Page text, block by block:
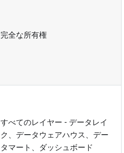
完全な所有権
すべてのレイヤー - データレイ
ク、データウェアハウス、デー
タマート、ダッシュボード